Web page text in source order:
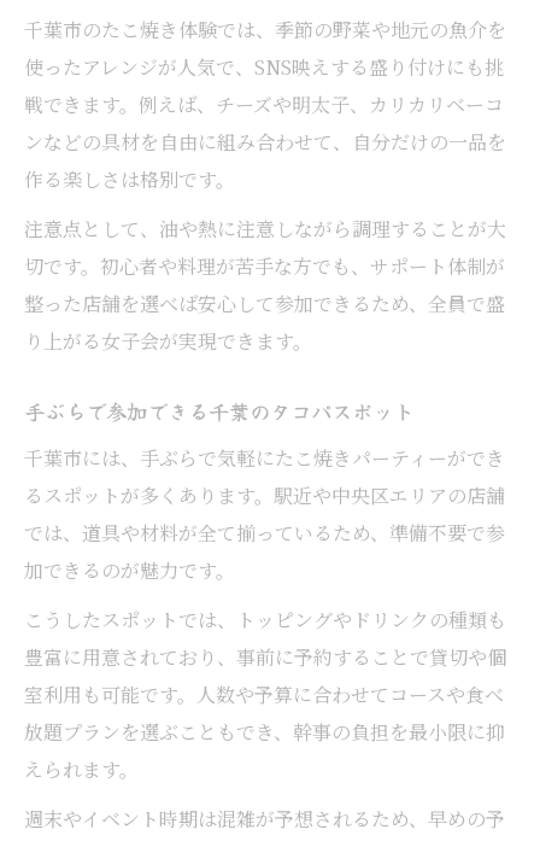
千葉市のたこ焼き体験では、季節の野菜や地元の魚介を
使ったアレンジが人気で、SNS映えする盛り付けにも挑
戦できます。例えば、チーズや明太子、カリカリベーコ
ンなどの具材を自由に組み合わせて、自分だけの一品を
作る楽しさは格別です。
注意点として、油や熱に注意しながら調理することが大
切です。初心者や料理が苦手な方でも、サポート体制が
整った店舗を選べば安心して参加できるため、全員で盛
り上がる女子会が実現できます。
手ぶらで参加できる千葉のタコパスポット
千葉市には、手ぶらで気軽にたこ焼きパーティーができ
るスポットが多くあります。駅近や中央区エリアの店舗
では、道具や材料が全て揃っているため、準備不要で参
加できるのが魅力です。
こうしたスポットでは、トッピングやドリンクの種類も
豊富に用意されており、事前に予約することで貸切や個
室利用も可能です。人数や予算に合わせてコースや食べ
放題プランを選ぶこともでき、幹事の負担を最小限に抑
えられます。
週末やイベント時期は混雑が予想されるため、早めの予